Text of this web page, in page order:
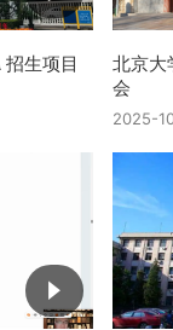
生项目
北京大
会
2025-